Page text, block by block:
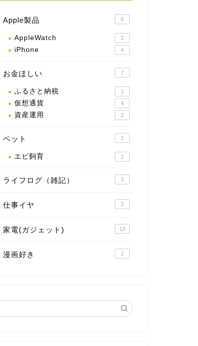
Apple製品 6
AppleWatch 2
iPhone 4
お金ほしい 7
ふるさと納税 1
仮想通貨 4
資産運用 2
ペット 2
エビ飼育 2
ライフログ（雑記） 3
仕事イヤ 2
家電(ガジェット) 13
漫画好き 2